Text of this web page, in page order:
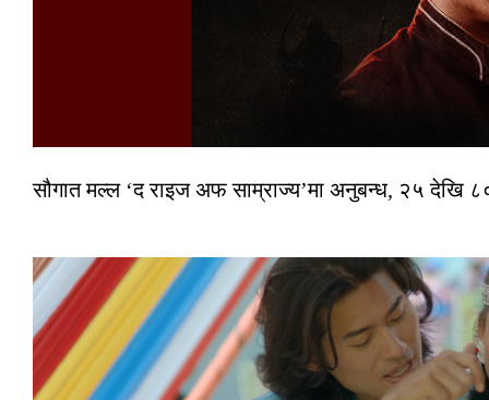
सौगात मल्ल ‘द राइज अफ साम्राज्य’मा अनुबन्ध, २५ देखि